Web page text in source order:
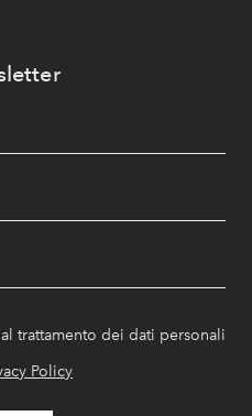
trattamento dei dati personali
Policy